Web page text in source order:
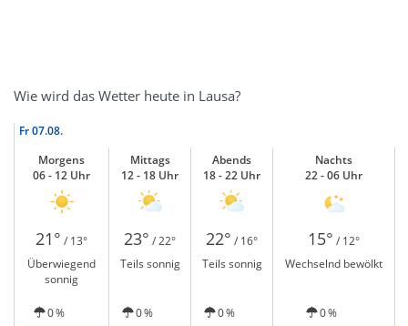
Wie wird das Wetter heute in Lausa?
Fr07.08.
Morgens
06 - 12 Uhr
Mittags
12 - 18 Uhr
Abends
18 - 22 Uhr
Nachts
22 - 06 Uhr
21° / 13° 23° / 22° 22° / 16° 15° / 12°
Überwiegend
sonnig
Teils sonnig Teils sonnig Wechselnd bewölkt
0 % 0 % 0 % 0 %